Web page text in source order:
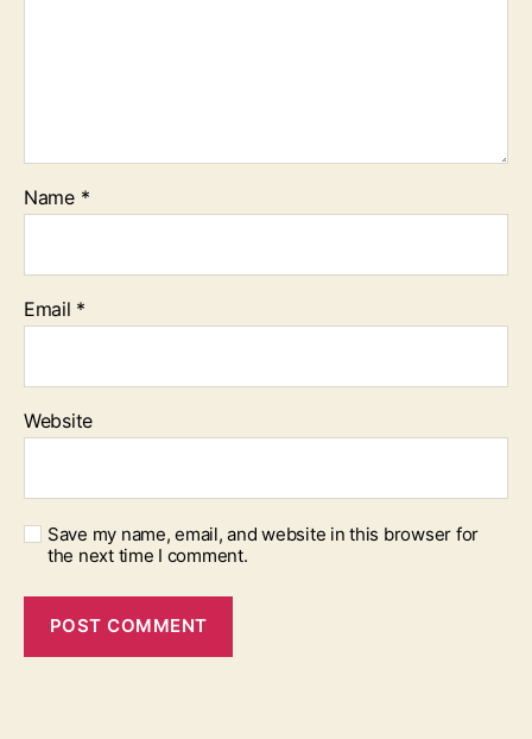
Name *
Email *
Website
Save my name, email, and website in this browser for
the next time I comment.